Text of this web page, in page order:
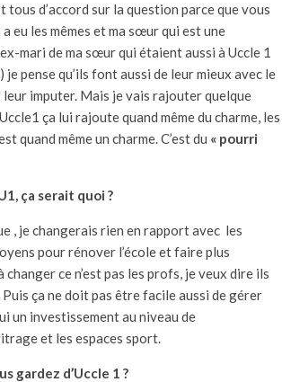
tous d’accord sur la question parce que vous
eu les mêmes et ma sœur qui est une
mari de ma sœur qui étaient aussi à Uccle 1
pense qu’ils font aussi de leur mieux avec le
leur imputer. Mais je vais rajouter quelque
ça lui rajoute quand même du charme, les
quand même un charme. C’est du « pourri
ça serait quoi ?
, je changerais rien en rapport avec les
pour rénover l’école et faire plus
ce n’est pas les profs, je veux dire ils
ça ne doit pas être facile aussi de gérer
un investissement au niveau de
et les espaces sport.
gardez d’Uccle 1 ?